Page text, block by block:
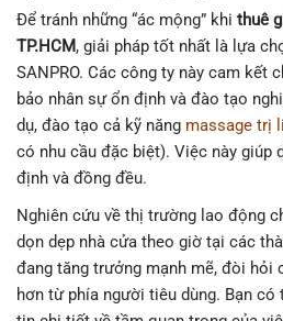
Để tránh những “ác mộng” khi thuê
TP.HCM, giải pháp tốt nhất là lựa
SANPRO. Các công ty này cam kết
bảo nhân sự ổn định và đào tạo
dụ, đào tạo cả kỹ năng massage trị
có nhu cầu đặc biệt). Việc này giúp
định và đồng đều.
Nghiên cứu về thị trường lao động
dọn dẹp nhà cửa theo giờ tại các
đang tăng trưởng mạnh mẽ, đòi hỏi
hơn từ phía người tiêu dùng. Bạn